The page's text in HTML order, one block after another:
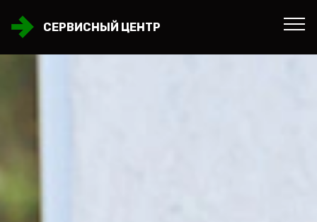
СЕРВИСНЫЙ ЦЕНТР